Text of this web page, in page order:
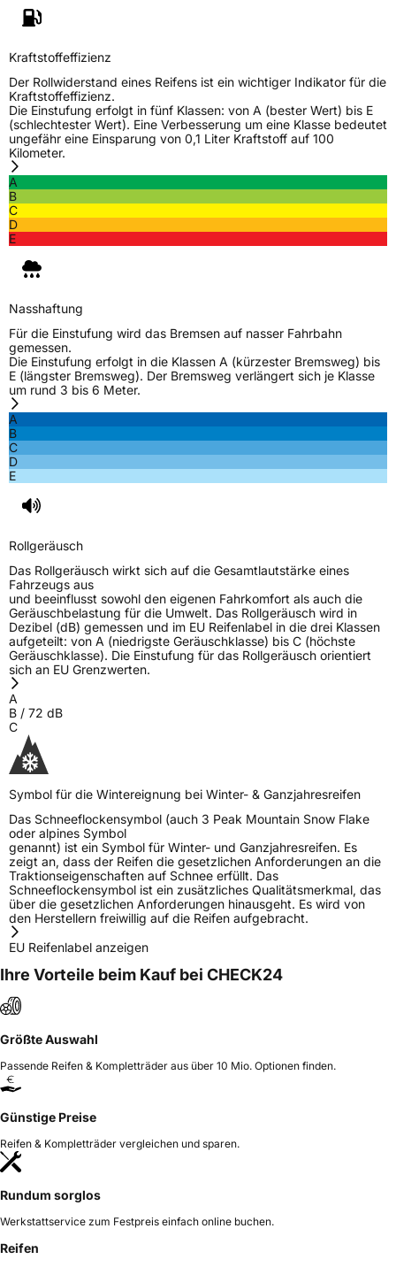
Schlauchtyp
ZustandNeureifen
M+SJa
EU Label
Effizienz
NasshaftungB
Rollgeräusch (Klasse)B
Fahrzeugklasse
3PMSF / Schneeflockensymbol / Alpine-Symbol Ja
EPREL ID
Allgemeine Produktsicherheit (GPSR)
Kraftstoffeffizienz
Der Rollwiderstand eines Reifens ist ein wichtiger Indikator für die
Kraftstoffeffizienz.
Die Einstufung erfolgt in fünf Klassen: von A (bester Wert) bis E
(schlechtester Wert). Eine Verbesserung um eine Klasse bedeutet
ungefähr eine Einsparung von 0,1 Liter Kraftstoff auf 100
Kilometer.
A
B
C
D
E
Nasshaftung
Für die Einstufung wird das Bremsen auf nasser Fahrbahn
gemessen.
Die Einstufung erfolgt in die Klassen A (kürzester Bremsweg) bis
E (längster Bremsweg). Der Bremsweg verlängert sich je Klasse
um rund 3 bis 6 Meter.
A
B
C
D
E
Rollgeräusch
Das Rollgeräusch wirkt sich auf die Gesamtlautstärke eines
Fahrzeugs aus
und beeinflusst sowohl den eigenen Fahrkomfort als auch die
Geräuschbelastung für die Umwelt. Das Rollgeräusch wird in
Dezibel (dB) gemessen und im EU Reifenlabel in die drei Klassen
aufgeteilt: von A (niedrigste Geräuschklasse) bis C (höchste
Geräuschklasse). Die Einstufung für das Rollgeräusch orientiert
sich an EU Grenzwerten.
A
B / 72 dB
C
Symbol für die Wintereignung bei Winter- & Ganzjahresreifen
Das Schneeflockensymbol (auch 3 Peak Mountain Snow Flake
oder alpines Symbol
genannt) ist ein Symbol für Winter- und Ganzjahresreifen. Es
zeigt an, dass der Reifen die gesetzlichen Anforderungen an die
Traktionseigenschaften auf Schnee erfüllt. Das
Schneeflockensymbol ist ein zusätzliches Qualitätsmerkmal, das
über die gesetzlichen Anforderungen hinausgeht. Es wird von
den Herstellern freiwillig auf die Reifen aufgebracht.
EU Reifenlabel anzeigen
Ihre Vorteile beim Kauf bei CHECK24
Größte Auswahl
Passende Reifen & Kompletträder aus über 10 Mio. Optionen finden.
Günstige Preise
Reifen & Kompletträder vergleichen und sparen.
Rundum sorglos
Werkstattservice zum Festpreis einfach online buchen.
Reifen